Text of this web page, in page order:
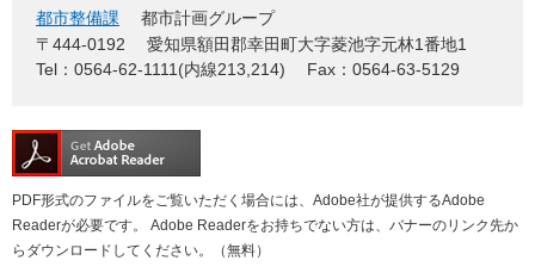
都市整備課
都市計画グループ
〒444-0192
愛知県額田郡幸田町大字菱池字元林1番地1
Tel：0564-62-1111(内線213,214)
Fax：0564-63-5129
PDF形式のファイルをご覧いただく場合には、Adobe社が提供するAdobe
Readerが必要です。
Adobe Readerをお持ちでない方は、バナーのリンク先か
らダウンロードしてください。（無料）